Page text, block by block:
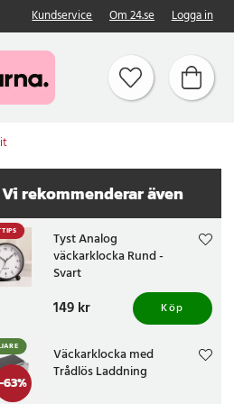
Kundservice Om 24.se Logga in
Vi rekommenderar även
Tyst Analog
väckarklocka Rund -
Svart
Pris :149 kr
149 kr Köp
63%
Väckarklocka med
Trådlös Laddning